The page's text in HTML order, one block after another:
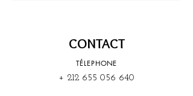
TÉLEPHONE
+ 212 655 056 640
CONTACT